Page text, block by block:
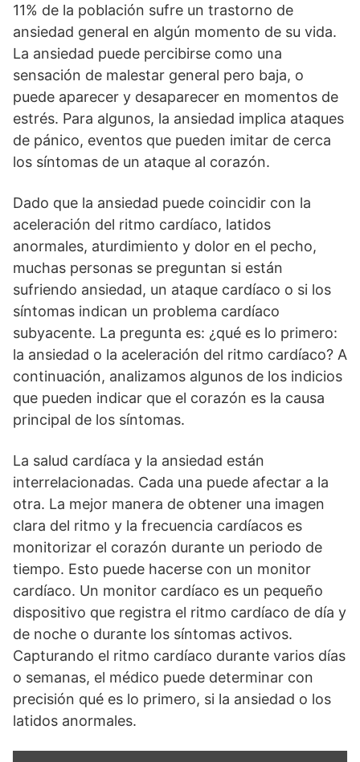
11% de la población sufre un trastorno de
ansiedad general en algún momento de su vida.
La ansiedad puede percibirse como una
sensación de malestar general pero baja, o
puede aparecer y desaparecer en momentos de
estrés. Para algunos, la ansiedad implica ataques
de pánico, eventos que pueden imitar de cerca
los síntomas de un ataque al corazón.
Dado que la ansiedad puede coincidir con la
aceleración del ritmo cardíaco, latidos
anormales, aturdimiento y dolor en el pecho,
muchas personas se preguntan si están
sufriendo ansiedad, un ataque cardíaco o si los
síntomas indican un problema cardíaco
subyacente. La pregunta es: ¿qué es lo primero:
la ansiedad o la aceleración del ritmo cardíaco? A
continuación, analizamos algunos de los indicios
que pueden indicar que el corazón es la causa
principal de los síntomas.
La salud cardíaca y la ansiedad están
interrelacionadas. Cada una puede afectar a la
otra. La mejor manera de obtener una imagen
clara del ritmo y la frecuencia cardíacos es
monitorizar el corazón durante un periodo de
tiempo. Esto puede hacerse con un monitor
cardíaco. Un monitor cardíaco es un pequeño
dispositivo que registra el ritmo cardíaco de día y
de noche o durante los síntomas activos.
Capturando el ritmo cardíaco durante varios días
o semanas, el médico puede determinar con
precisión qué es lo primero, si la ansiedad o los
latidos anormales.